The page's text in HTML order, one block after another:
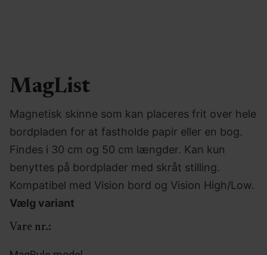
MagList
Magnetisk skinne som kan placeres frit over hele
bordpladen for at fastholde papir eller en bog.
Findes i 30 cm og 50 cm længder. Kan kun
benyttes på bordplader med skråt stilling.
Kompatibel med Vision bord og Vision High/Low.
Vælg variant
Vare nr.: